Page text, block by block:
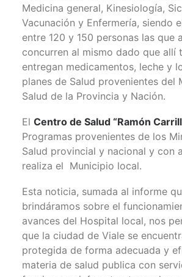
Medicina general, Kinesiología,
Vacunación y Enfermería, siendo
entre 120 y 150 personas las que
concurren al mismo dado que allí
entregan medicamentos, leche y
planes de Salud provenientes del
Salud de la Provincia y Nación.
El Centro de Salud “Ramón
Programas provenientes de los
Salud provincial y nacional y con
realiza el Municipio local.
Esta noticia, sumada al informe
brindáramos sobre el
avances del Hospital local, nos
que la ciudad de Viale se
protegida de forma adecuada y
materia de salud publica con